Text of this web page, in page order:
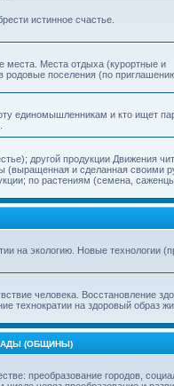
истинное счастье.
места. Места отдыха (курортные и
поселения (по
единомышленникам и кто ищет
другой продукции Движения
(выращенная и сделанная своими
по растениям (семена,
на экологию. Новые технологии
человека. Восстановление
технократии на здоровый образ
(ОБЩИНЫ)
преобразование городов,